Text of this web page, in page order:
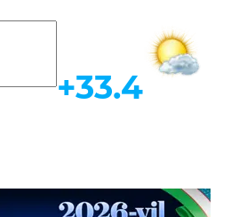
Ob-havo
+33.4